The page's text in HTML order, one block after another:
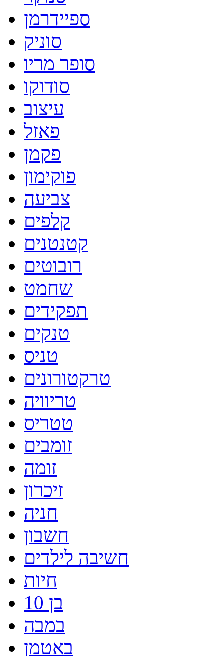
ספיידרמן
סוניק
סופר מריו
סודוקו
עיצוב
פאזל
פקמן
פוקימון
צביעה
קלפים
קטנטנים
רובוטים
שחמט
תפקידים
טנקים
טניס
טרקטורונים
טריוויה
טטריס
זומבים
זומה
זיכרון
חניה
חשבון
חשיבה לילדים
חיות
בן 10
במבה
באטמן